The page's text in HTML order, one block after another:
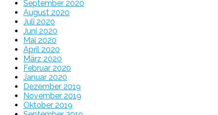
September 2020
August 2020
Juli 2020
Juni 2020
Mai 2020
April 2020
März 2020
Februar 2020
Januar 2020
Dezember 2019
November 2019
Oktober 2019